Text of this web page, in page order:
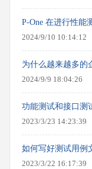
P-One 在进行性能
2024/9/10 10:14:12
为什么越来越多的
2024/9/9 18:04:26
功能测试和接口测
2023/3/23 14:23:39
如何写好测试用例
2023/3/22 16:17:39